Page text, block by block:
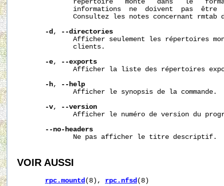
répertoire   monté   dans   le
informations  ne  doivent  pas  être
Consultez les notes concernant rmtab
-d ,
--directories
Afficher seulement les répertoires
              clients.
-e,
--exports
Afficher la liste des répertoires
-h,
--help
              Afficher le synopsis de la commande.
-v,
--version
Afficher le numéro de version du
--no-headers
              Ne pas afficher le titre descriptif.
VOIR AUSSI
rpc.mountd (8), rpc.nfsd (8)